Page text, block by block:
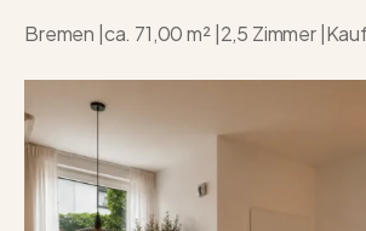
Bremen | ca. 71,00 m² | 2,5 Zimmer |